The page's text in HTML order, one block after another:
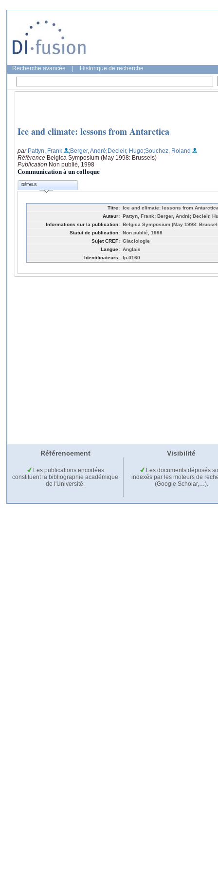
Recherche avancée Historique de recherche
Ice and climate: lessons from Antarctica
par Pattyn, Frank ;Berger, André;Decleir, Hugo;Souchez, Roland
Référence Belgica Symposium (May 1998: Brussels)
Publication Non publié, 1998
Communication à un colloque
DÉTAILS
Titre: Ice and climate: lessons from
Auteur: Pattyn, Frank; Berger, André; Decleir,
Informations sur la publication: Belgica Symposium (May 1998:
Statut de publication: Non publié, 1998
Sujet CREF: Glaciologie
Langue: Anglais
Identificateurs: fp-0160
Référencement Visibilité
Les publications encodées
constituent la bibliographie académique
de l'Université.
Les documents déposés
indexés par les moteurs de
(Google Scholar,…).